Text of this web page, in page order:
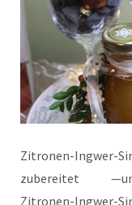
Zitronen-Ingwer-
zubereitet
Zitronen-Ingwer-